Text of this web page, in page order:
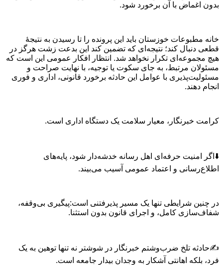
بدون اغماض با آن برخورد شود.
خانه مطبوعات خوزستان باید این پرونده را تا رسیدن به نتیجهٔ
قطعی دنبال کند؛ نتیجه‌ای که تضمین کند این بدعت زشت هرگز در
هیچ مجموعه‌ای تکرار نخواهد شد. انتظار افکار عمومی این است که
مسئولان مرتبط، به جای سکوت یا توجیه، با نهایت صراحت و
مسئولیت‌پذیری با عوامل این حادثه برخورد قانونی، اداری و فوری
انجام دهند.
کرامت خبرنگار، معیار سلامت یک دستگاه اداری است.
⬇️اگر امنیت حرفه‌ای اهل رسانه خدشه‌دار شود، پایه‌های
اطلاع‌رسانی و اعتماد عمومی آسیب می‌بیند.
در چنین شرایطی تنها یک مسیر پذیرفتنی است:پیگیری بی‌وقفه،
شفاف‌سازی کامل، و اجرای قانون بدون استثنا.
✍حادثه تلخ ضرب‌وشتم خبرنگار در شوشتر نه تنها توهین به یک
فرد، بلکه اهانتی آشکار به وجدان بیدار جامعه است.